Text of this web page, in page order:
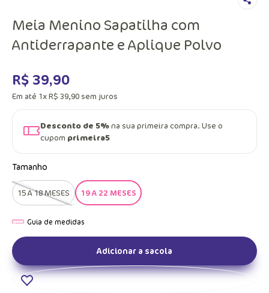
Meia Menino Sapatilha com
Antiderrapante e Aplique Polvo
R$ 39,90
Em até 1xR$ 39,90 sem juros
Desconto de 5%na sua primeira compra. Use o
cupom primeira5
Tamanho
15 A 18 MESES 19 A 22 MESES
Adicionar a sacola